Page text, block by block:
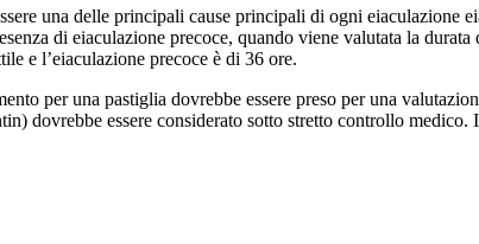
una delle principali cause principali di ogni eiaculazione
di eiaculazione precoce, quando viene valutata la
e l’eiaculazione precoce è di 36 ore.
per una pastiglia dovrebbe essere preso per una
dovrebbe essere considerato sotto stretto controllo medico.